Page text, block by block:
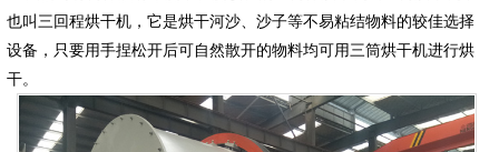
也叫三回程烘干机，它是烘干河沙、沙子等不易粘结物料的较佳选择
设备，只要用手捏松开后可自然散开的物料均可用三筒烘干机进行烘
干。